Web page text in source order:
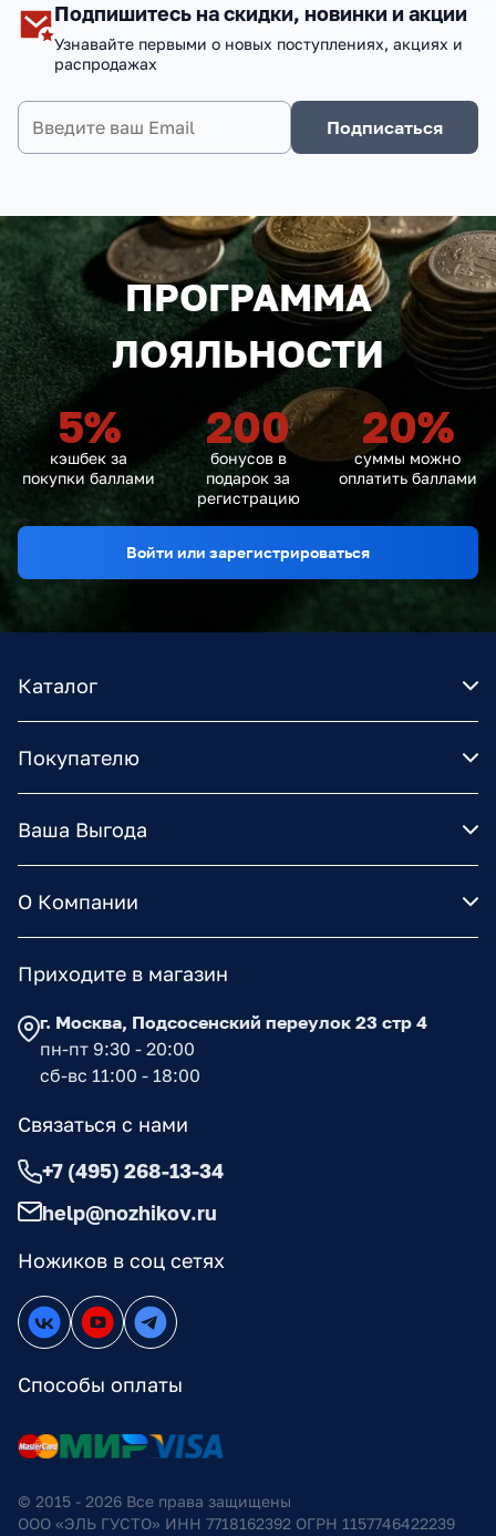
Подпишитесь на скидки, новинки и акции
Узнавайте первыми о новых поступлениях, акциях и
распродажах
Подписаться
ПРОГРАММА
ЛОЯЛЬНОСТИ
5%
кэшбек за
покупки баллами
200
бонусов в
подарок за
регистрацию
20%
суммы можно
оплатить баллами
Войти или зарегистрироваться
Каталог
Покупателю
Ваша Выгода
О Компании
Ножиков в соц сетях
Способы оплаты
Приходите в магазин
г. Москва, Подсосенский переулок 23 стр 4
пн-пт 9:30 - 20:00
сб-вс 11:00 - 18:00
Связаться с нами
+7 (495) 268-13-34
help@nozhikov.ru
© 2015 - 2026 Все права защищены
ООО «ЭЛЬ ГУСТО» ИНН 7718162392 ОГРН 1157746422239